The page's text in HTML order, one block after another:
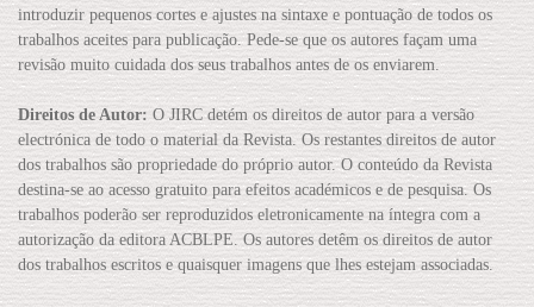
introduzir pequenos cortes e ajustes na sintaxe e pontuação de todos os
trabalhos aceites para publicação. Pede-se que os autores façam uma
revisão muito cuidada dos seus trabalhos antes de os enviarem.
Direitos de Autor: O JIRC detém os direitos de autor para a versão
electrónica de todo o material da Revista. Os restantes direitos de autor
dos trabalhos são propriedade do próprio autor. O conteúdo da Revista
destina-se ao acesso gratuito para efeitos académicos e de pesquisa. Os
trabalhos poderão ser reproduzidos eletronicamente na íntegra com a
autorização da editora ACBLPE. Os autores detêm os direitos de autor
dos trabalhos escritos e quaisquer imagens que lhes estejam associadas.